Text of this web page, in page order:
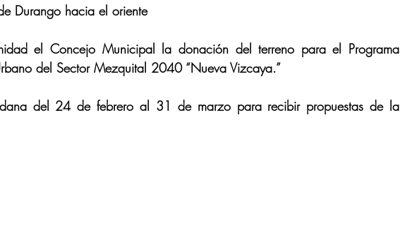
Durango hacia el oriente
el Concejo Municipal la donación del terreno para el Programa
del Sector Mezquital 2040 “Nueva Vizcaya.”
del 24 de febrero al 31 de marzo para recibir propuestas de la